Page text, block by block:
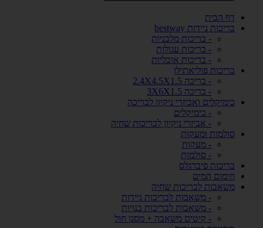
דף הבית
בריכות ניידות bestway
- בריכות מלבניות
- בריכות עגולות
- בריכות אובליות
בריכות פוליאתילן
- בריכה 2.4X4.5X1.5
- בריכה 3X6X1.5
כימיקלים ואביזרי ניקיון לבריכה
- כימיקלים
- אביזרי ניקיון לבריכות שחיה
סולמות ומעקות
- מעקות
- סולמות
בריכות פיברגלס
חימום המים
משאבות לבריכות שחיה
- משאבות לבריכות ניידות
- משאבות לבריכות בנויות
- קיטים משאבה + מסנן חול